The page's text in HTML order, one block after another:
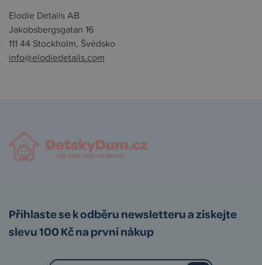
Elodie Details AB
Jakobsbergsgatan 16
111 44 Stockholm, Švédsko
info@elodiedetails.com
Přihlaste se k odběru newsletteru a získejte
slevu 100 Kč na první nákup